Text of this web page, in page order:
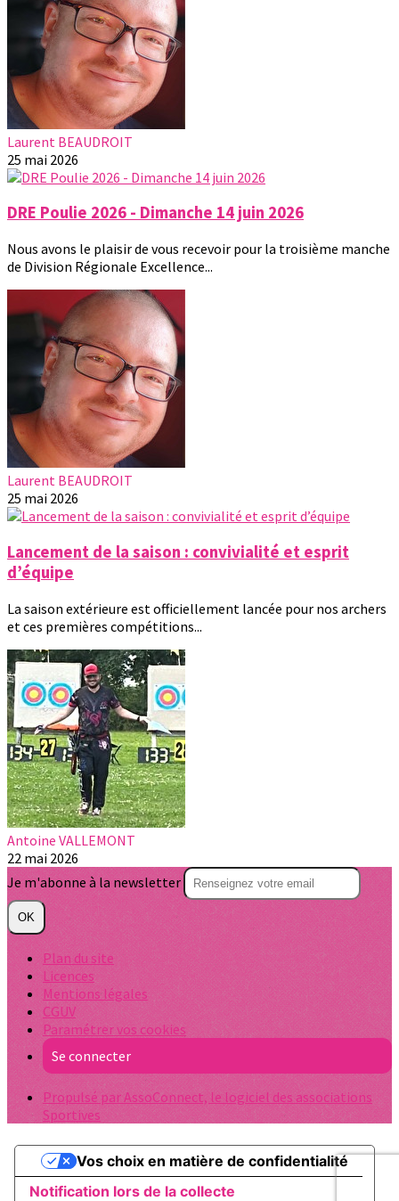
Laurent BEAUDROIT
25 mai 2026
DRE Poulie 2026 - Dimanche 14 juin 2026
Nous avons le plaisir de vous recevoir pour la troisième manche
de Division Régionale Excellence...
Laurent BEAUDROIT
25 mai 2026
Lancement de la saison : convivialité et esprit
d’équipe
La saison extérieure est officiellement lancée pour nos archers
et ces premières compétitions...
Antoine VALLEMONT
22 mai 2026
Je m'abonne à la newsletter
OK
Plan du site
Licences
Mentions légales
CGUV
Paramétrer vos cookies
Se connecter
Propulsé par AssoConnect, le logiciel des associations
Sportives
Notification lors de la collecte
Vos choix en matière de confidentialité